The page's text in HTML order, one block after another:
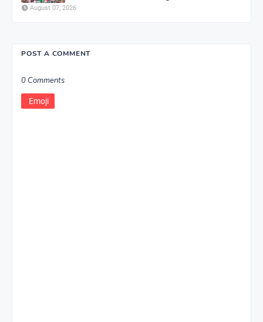
August 07, 2026
POST A COMMENT
0 Comments
Emoji